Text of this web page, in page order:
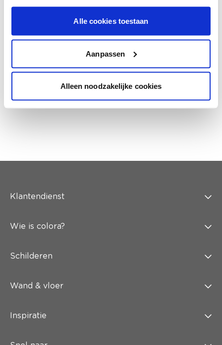
Alle cookies toestaan
Aanpassen
Alleen noodzakelijke cookies
en je meubels.
Krijg ineens een technologische check-up
van je muren.
Klantendienst
Wie is colora?
Schilderen
Wand & vloer
Inspiratie